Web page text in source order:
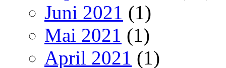
Juni 2021 (1)
Mai 2021 (1)
April 2021 (1)